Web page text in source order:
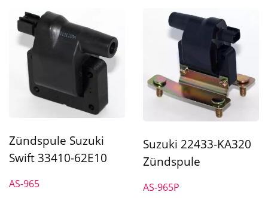
Zündspule Suzuki
Swift 33410-62E10
AS-965
Suzuki 22433-KA320
Zündspule
AS-965P